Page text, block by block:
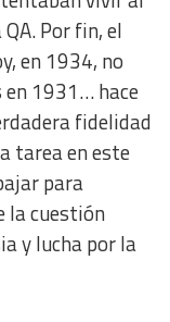
Por fin, el
en 1934, no
en 1931… hace
fidelidad
tarea en este
para
la cuestión
y lucha por la